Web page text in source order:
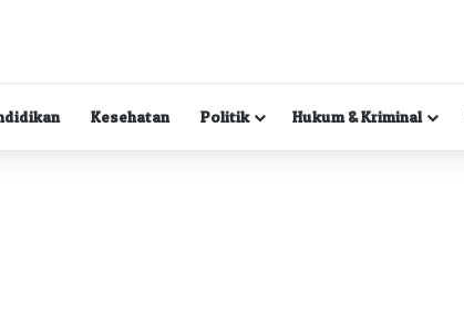
Kesehatan Politik Hukum & Kriminal